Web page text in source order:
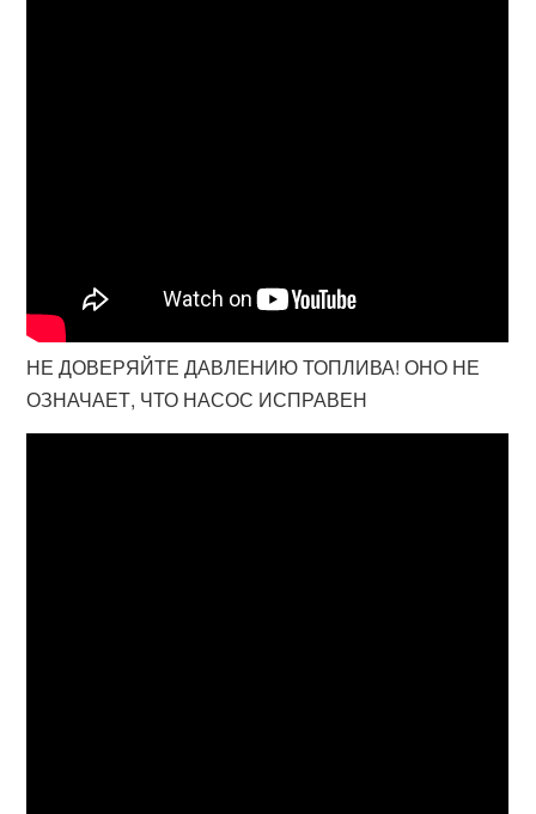
НЕ ДОВЕРЯЙТЕ ДАВЛЕНИЮ ТОПЛИВА! ОНО НЕ
ОЗНАЧАЕТ, ЧТО НАСОС ИСПРАВЕН